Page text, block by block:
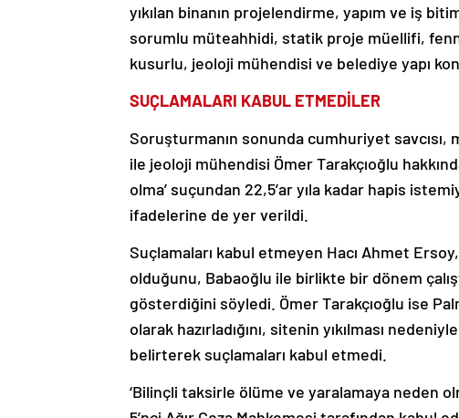
yıkılan binanın projelendirme, yapım ve iş
sorumlu müteahhidi, statik proje müellifi,
kusurlu, jeoloji mühendisi ve belediye yapı
SUÇLAMALARI KABUL ETMEDİLER
Soruşturmanın sonunda cumhuriyet
ile jeoloji mühendisi Ömer Tarakçıoğlu
olma’ suçundan 22,5’ar yıla kadar hapis
ifadelerine de yer verildi.
Suçlamaları kabul etmeyen Hacı Ahmet
olduğunu, Babaoğlu ile birlikte bir dönem
gösterdiğini söyledi. Ömer Tarakçıoğlu ise
olarak hazırladığını, sitenin yıkılması
belirterek suçlamaları kabul etmedi.
‘Bilinçli taksirle ölüme ve yaralamaya neden